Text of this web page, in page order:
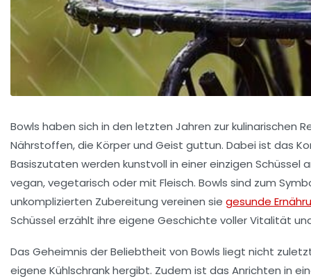
Bowls haben sich in den letzten Jahren zur kulinarischen
Nährstoffen, die Körper und Geist guttun. Dabei ist das
Basiszutaten werden kunstvoll in einer einzigen
vegan, vegetarisch oder mit Fleisch. Bowls sind zum
unkomplizierten Zubereitung vereinen sie gesunde
Schüssel erzählt ihre eigene Geschichte voller Vitalität
Das Geheimnis der Beliebtheit von Bowls liegt nicht
eigene Kühlschrank hergibt. Zudem ist das Anrichten in